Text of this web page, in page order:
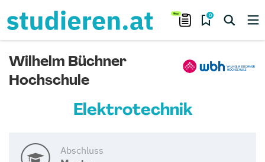
0
Wilhelm Büchner
Hochschule
Elektrotechnik
Abschluss